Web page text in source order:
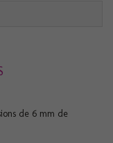
de 6 mm de